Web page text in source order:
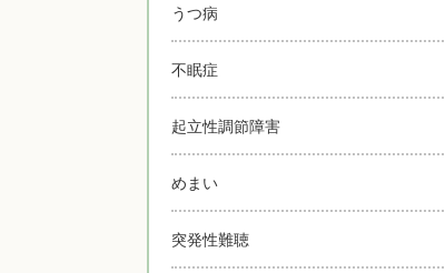
うつ病
不眠症
起立性調節障害
めまい
突発性難聴